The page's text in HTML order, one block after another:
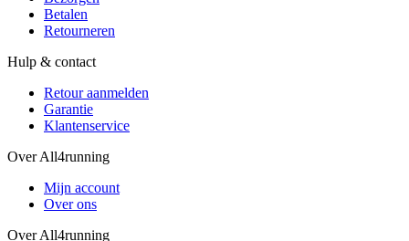
Betalen
Retourneren
Hulp & contact
Retour aanmelden
Garantie
Klantenservice
Over All4running
Mijn account
Over ons
Over All4running